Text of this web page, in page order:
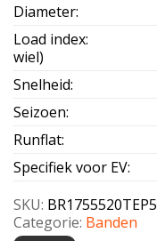
Diameter:
Load index:
wiel)
Snelheid:
Seizoen:
Runflat:
Specifiek voor EV:
SKU:
Categorie: Banden